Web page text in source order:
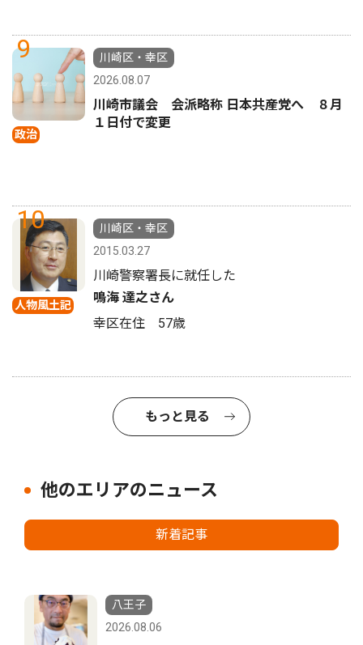
9
政治
川崎区・幸区
2026.08.07
川崎市議会 会派略称 日本共産党へ ８月
１日付で変更
10
人物風土記
川崎区・幸区
2015.03.27
川崎警察署長に就任した
鳴海 達之さん
幸区在住 57歳
もっと見る
他のエリアのニュース
新着記事
八王子
2026.08.06